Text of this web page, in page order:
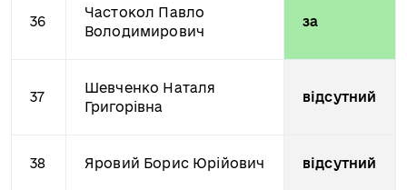
36
Частокол Павло
Володимирович
за
37
Шевченко Наталя
Григорівна
відсутний
38 Яровий Борис Юрійович відсутний